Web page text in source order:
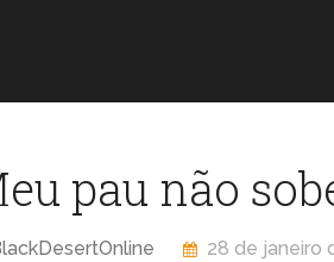
pau não
28 de janeiro